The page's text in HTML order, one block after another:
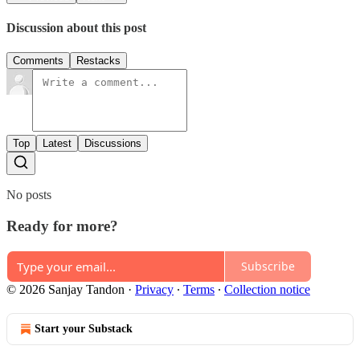
Discussion about this post
Comments Restacks
Top Latest Discussions
No posts
Ready for more?
Subscribe
© 2026 Sanjay Tandon · Privacy ∙ Terms ∙ Collection notice
Start your Substack